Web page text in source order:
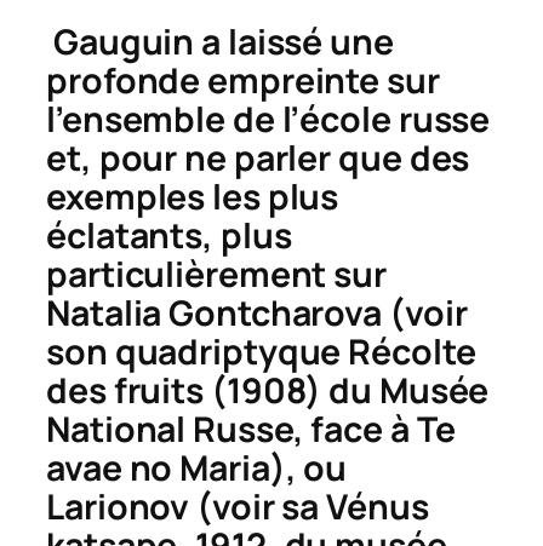
Gauguin a laissé une
profonde empreinte sur
l’ensemble de l’école russe
et, pour ne parler que des
exemples les plus
éclatants, plus
particulièrement sur
Natalia Gontcharova (voir
son quadriptyque Récolte
des fruits (1908) du Musée
National Russe, face àTe
avae no Maria), ou
Larionov (voir saVénus